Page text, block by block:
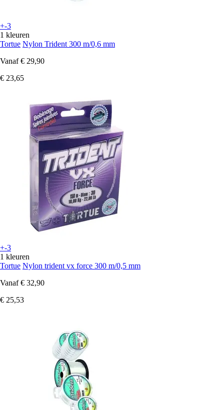
+-3
1 kleuren
Tortue Nylon Trident 300 m/0,6 mm
Vanaf € 29,90
€ 23,65
+-3
1 kleuren
Tortue Nylon trident vx force 300 m/0,5 mm
Vanaf € 32,90
€ 25,53